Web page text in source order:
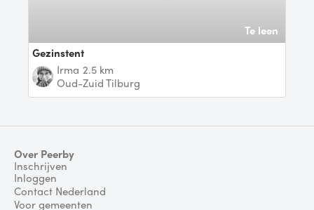
Te leen
gezinstent
Irma 2.5 km
Oud-Zuid Tilburg
Over Peerby
Inschrijven
Inloggen
Contact Nederland
Voor gemeenten